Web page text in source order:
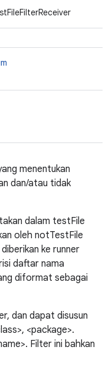
menentukan
dan/atau tidak
dalam testFile
oleh notTestFile
ke runner
daftar nama
diformat sebagai
dan dapat disusun
<package>.
Filter ini bahkan